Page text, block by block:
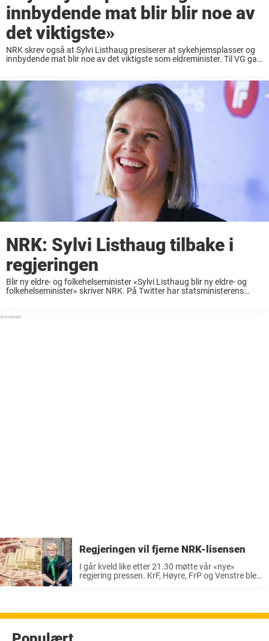
innbydende mat blir blir noe av
det viktigste»
NRK skrev også at Sylvi Listhaug presiserer at sykehjemsplasser og
innbydende mat blir noe av det viktigste som eldreminister. Til VG ga
NRK: Sylvi Listhaug tilbake i
regjeringen
Blir ny eldre- og folkehelseminister «Sylvi Listhaug blir ny eldre- og
folkehelseminister» skriver NRK. På Twitter har statsministerens
regjeringen: https://t.co/USfx5SH5VU ...
Regjeringen vil fjerne NRK-lisensen
I går kveld like etter 21.30 møtte vår «nye»
regjering pressen. KrF, Høyre, FrP og Venstre ble